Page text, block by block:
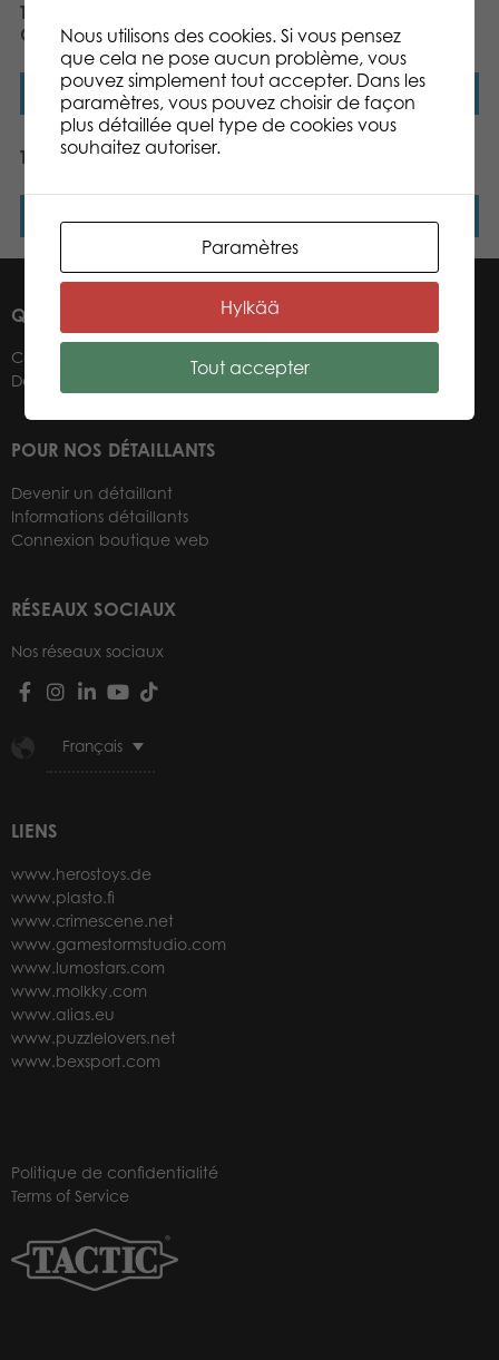
Tactic Wanna Bet
Challenge
Lire la suite Lire la suite
Tactic Rainbow Yatzy
QUI SOMMES-NOUS ?
Contacts
Détaillants
POUR NOS DÉTAILLANTS
Devenir un détaillant
Informations détaillants
Connexion boutique web
RÉSEAUX SOCIAUX
Nos réseaux sociaux
Français
LIENS
www.herostoys.de
www.plasto.fi
www.crimescene.net
www.gamestormstudio.com
www.lumostars.com
www.molkky.com
www.alias.eu
www.puzzlelovers.net
www.bexsport.com
Politique de confidentialité
Terms of Service
Nous utilisons des cookies. Si vous pensez
que cela ne pose aucun problème, vous
pouvez simplement tout accepter. Dans les
paramètres, vous pouvez choisir de façon
plus détaillée quel type de cookies vous
souhaitez autoriser.
Paramètres
Hylkää
Tout accepter